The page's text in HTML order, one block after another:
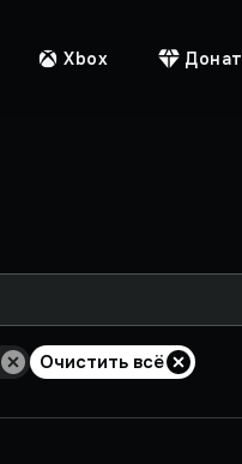
Xbox Донат
Очистить всё